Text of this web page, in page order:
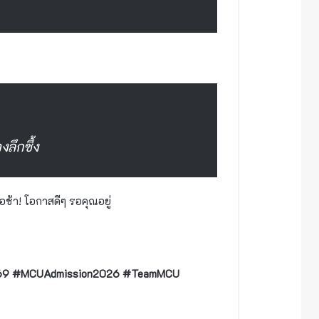
ลึกซึ้ง
ช้า! โอกาสดีๆ รอคุณอยู่
#TeamMCU